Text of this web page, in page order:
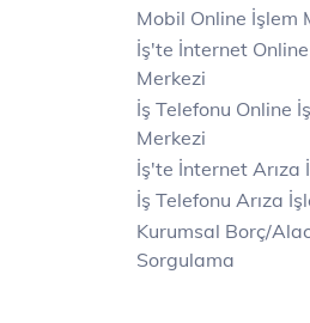
Mobil Online İşlem
İş'te İnternet
Merkezi
İş Telefonu Online
Merkezi
İş'te İnternet Arıza
İş Telefonu Arıza
Kurumsal Borç/
Sorgulama